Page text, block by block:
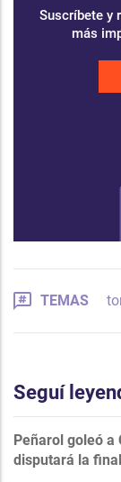
Suscríbete y
más
TEMAS
Seguí
Peñarol goleó a
disputará la